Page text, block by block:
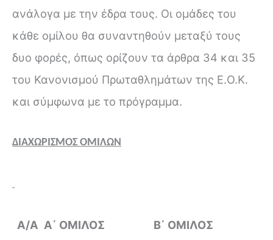
ανάλογα με την έδρα τους. Οι ομάδες του
κάθε ομίλου θα συναντηθούν μεταξύ τους
δυο φορές, όπως ορίζουν τα άρθρα 34 και 35
του Κανονισμού Πρωταθλημάτων της Ε.Ο.Κ.
και σύμφωνα με το πρόγραμμα.
ΔΙΑΧΩΡΙΣΜΟΣ ΟΜΙΛΩΝ
Α/Α Α΄ ΟΜΙΛΟΣ Β΄ ΟΜΙΛΟΣ